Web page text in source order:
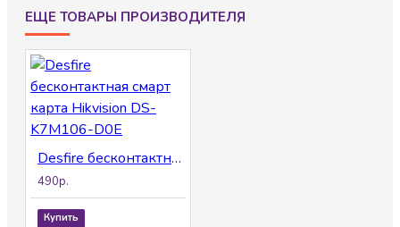
ЕЩЕ ТОВАРЫ ПРОИЗВОДИТЕЛЯ
Desfire бесконтактная смарт карта Hikvision DS-K7M106-D0E
490р.
Купить